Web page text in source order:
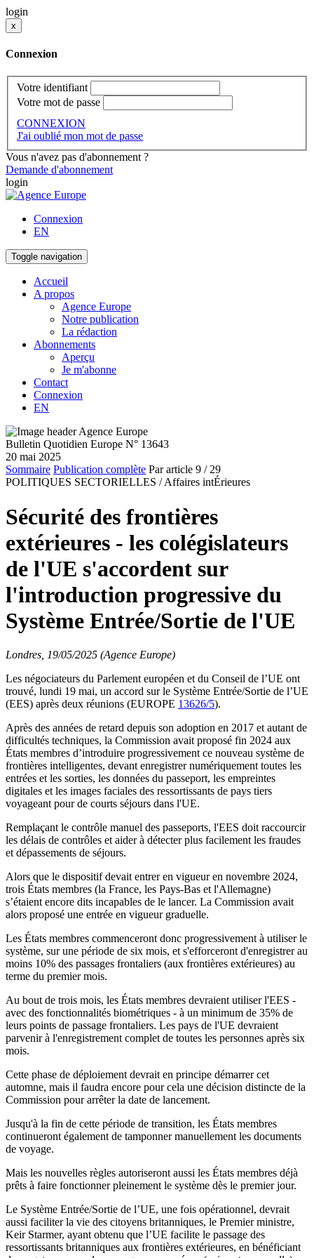
login
x
Connexion
Votre identifiant
Votre mot de passe
CONNEXION
J'ai oublié mon mot de passe
Vous n'avez pas d'abonnement ?
Demande d'abonnement
login
Connexion
EN
Toggle navigation
Accueil
A propos
Agence Europe
Notre publication
La rédaction
Abonnements
Aperçu
Je m'abonne
Contact
Connexion
EN
Bulletin Quotidien Europe N° 13643
20 mai 2025
Sommaire Publication complète Par article 9 / 29
POLITIQUES SECTORIELLES / Affaires intÉrieures
Sécurité des frontières
extérieures - les colégislateurs
de l'UE s'accordent sur
l'introduction progressive du
Système Entrée/Sortie de l'UE
Londres, 19/05/2025 (Agence Europe)
Les négociateurs du Parlement européen et du Conseil de l’UE ont
trouvé, lundi 19 mai, un accord sur le Système Entrée/Sortie de l’UE
(EES) après deux réunions (EUROPE 13626/5).
Après des années de retard depuis son adoption en 2017 et autant de
difficultés techniques, la Commission avait proposé fin 2024 aux
États membres d’introduire progressivement ce nouveau système de
frontières intelligentes, devant enregistrer numériquement toutes les
entrées et les sorties, les données du passeport, les empreintes
digitales et les images faciales des ressortissants de pays tiers
voyageant pour de courts séjours dans l'UE.
Remplaçant le contrôle manuel des passeports, l'EES doit raccourcir
les délais de contrôles et aider à détecter plus facilement les fraudes
et dépassements de séjours.
Alors que le dispositif devait entrer en vigueur en novembre 2024,
trois États membres (la France, les Pays-Bas et l'Allemagne)
s’étaient encore dits incapables de le lancer. La Commission avait
alors proposé une entrée en vigueur graduelle.
Les États membres commenceront donc progressivement à utiliser le
système, sur une période de six mois, et s'efforceront d'enregistrer au
moins 10% des passages frontaliers (aux frontières extérieures) au
terme du premier mois.
Au bout de trois mois, les États membres devraient utiliser l'EES -
avec des fonctionnalités biométriques - à un minimum de 35% de
leurs points de passage frontaliers. Les pays de l'UE devraient
parvenir à l'enregistrement complet de toutes les personnes après six
mois.
Cette phase de déploiement devrait en principe démarrer cet
automne, mais il faudra encore pour cela une décision distincte de la
Commission pour arrêter la date de lancement.
Jusqu'à la fin de cette période de transition, les États membres
continueront également de tamponner manuellement les documents
de voyage.
Mais les nouvelles règles autoriseront aussi les États membres déjà
prêts à faire fonctionner pleinement le système dès le premier jour.
Le Système Entrée/Sortie de l’UE, une fois opérationnel, devrait
aussi faciliter la vie des citoyens britanniques, le Premier ministre,
Keir Starmer, ayant obtenu que l’UE facilite le passage des
ressortissants britanniques aux frontières extérieures, en bénéficiant